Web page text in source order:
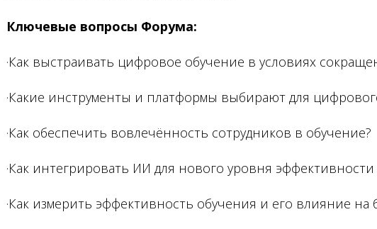
Ключевые вопросы Форума:
·Как выстраивать цифровое обучение в условиях
·Какие инструменты и платформы выбирают для
·Как обеспечить вовлечённость сотрудников в обучение?
·Как интегрировать ИИ для нового уровня
·Как измерить эффективность обучения и его влияние на
сотрудничества.
Присоединяйтесь к опросу и получите отчёт, скидки и полезные